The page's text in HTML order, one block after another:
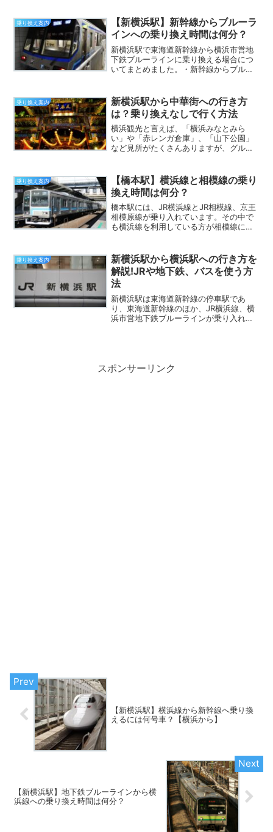
ポイントに絞って記事を書いています。
時間のない方、急いでいる...
乗り換え案内
【新横浜駅】新幹線からブルーラ
インへの乗り換え時間は何分？
新横浜駅で東海道新幹線から横浜市営地
下鉄ブルーラインに乗り換える場合につ
いてまとめました。・新幹線からブルー
ブルーラインのホームまでの道順は？・
初めて新幹線を利用する方...
乗り換え案内
新横浜駅から中華街への行き方
は？乗り換えなしで行く方法
横浜観光と言えば、「横浜みなとみら
い」や「赤レンガ倉庫」、「山下公園」
など見所がたくさんありますが、グルメ
駅から中華街に向かいますが、初めてだ
とどうやって行けばいいのか...
乗り換え案内
【橋本駅】横浜線と相模線の乗り
換え時間は何分？
橋本駅には、JR横浜線とJR相模線、京王
相模原線が乗り入れています。その中で
も横浜線を利用している方が相模線に乗
多いのではないでしょうか？そこで橋本
駅で横浜線から相模線...
乗り換え案内
新横浜駅から横浜駅への行き方を
解説!JRや地下鉄、バスを使う方
法
新横浜駅は東海道新幹線の停車駅であ
り、東海道新幹線のほか、JR横浜線、横
浜市営地下鉄ブルーラインが乗り入れて
スポンサーリンク
【新横浜駅】横浜線から新幹線へ乗り換
えるには何号車？【横浜から】
【新横浜駅】地下鉄ブルーラインから横
浜線への乗り換え時間は何分？